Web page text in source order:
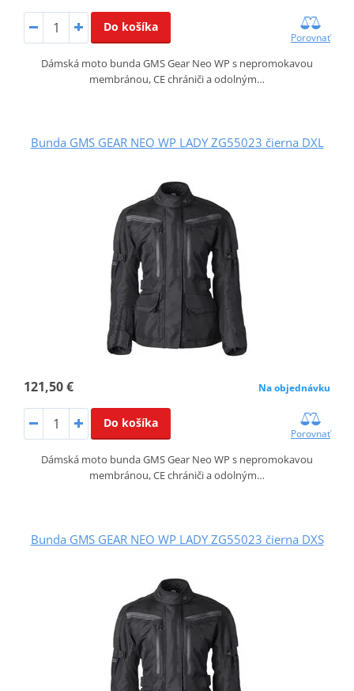
Do košíka
Porovnať
Dámská moto bunda GMS Gear Neo WP s nepromokavou
membránou, CE chrániči a odolným…
Bunda GMS GEAR NEO WP LADY ZG55023 čierna DXL
121,50 € Na objednávku
Do košíka
Porovnať
Dámská moto bunda GMS Gear Neo WP s nepromokavou
membránou, CE chrániči a odolným…
Bunda GMS GEAR NEO WP LADY ZG55023 čierna DXS